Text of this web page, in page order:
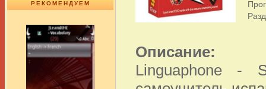
РЕКОМЕНДУЕМ
Описание:
Linguaphone -